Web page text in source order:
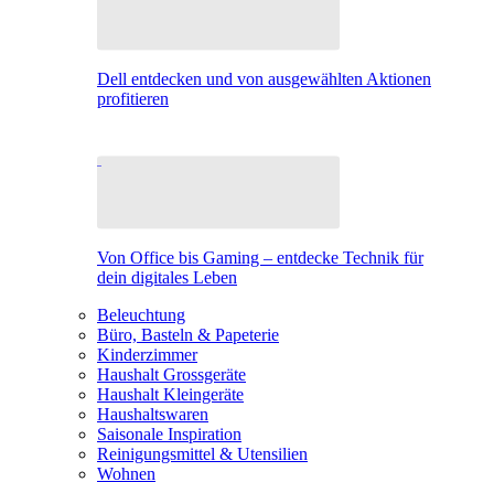
Dell entdecken und von ausgewählten Aktionen
profitieren
Von Office bis Gaming – entdecke Technik für
dein digitales Leben
Beleuchtung
Büro, Basteln & Papeterie
Kinderzimmer
Haushalt Grossgeräte
Haushalt Kleingeräte
Haushaltswaren
Saisonale Inspiration
Reinigungsmittel & Utensilien
Wohnen